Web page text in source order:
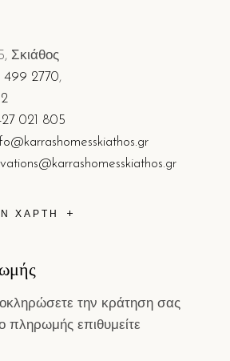
Σκιάθος
2770,
021 805
ΧΑΡΤΗ
την κράτηση σας
πληρωμής επιθυμείτε